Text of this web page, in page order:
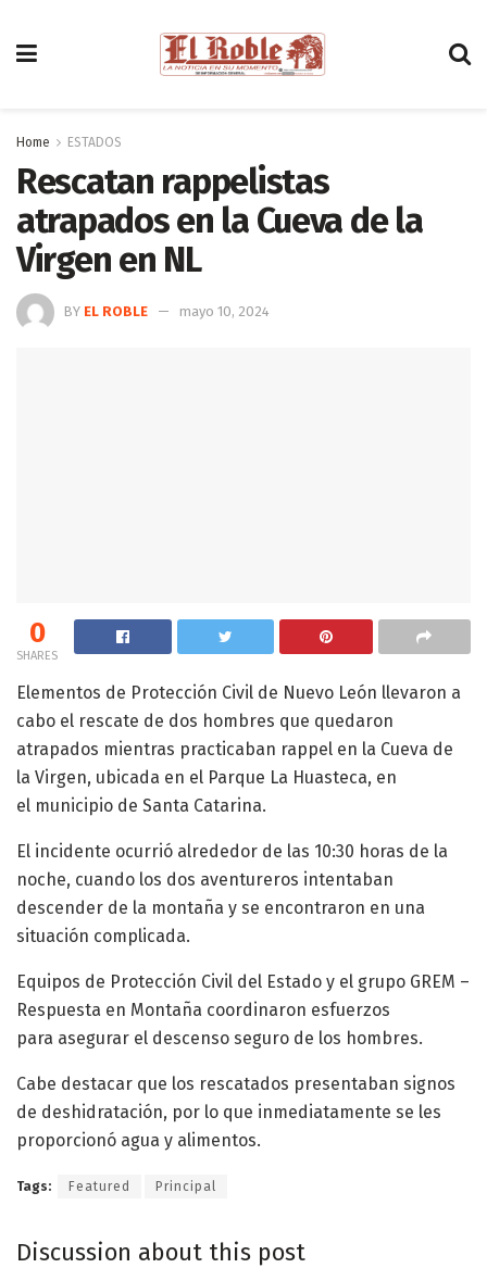
Home ESTADOS
Rescatan rappelistas
atrapados en la Cueva de la
Virgen en NL
BY EL ROBLE mayo 10, 2024
0
SHARES
Elementos de Protección Civil de Nuevo León llevaron a
cabo el rescate de dos hombres que quedaron
atrapados mientras practicaban rappel en la Cueva de
la Virgen, ubicada en el Parque La Huasteca, en
el municipio de Santa Catarina.
El incidente ocurrió alrededor de las 10:30 horas de la
noche, cuando los dos aventureros intentaban
descender de la montaña y se encontraron en una
situación complicada.
Equipos de Protección Civil del Estado y el grupo GREM –
Respuesta en Montaña coordinaron esfuerzos
para asegurar el descenso seguro de los hombres.
Cabe destacar que los rescatados presentaban signos
de deshidratación, por lo que inmediatamente se les
proporcionó agua y alimentos.
Tags: Featured Principal
Discussion about this post